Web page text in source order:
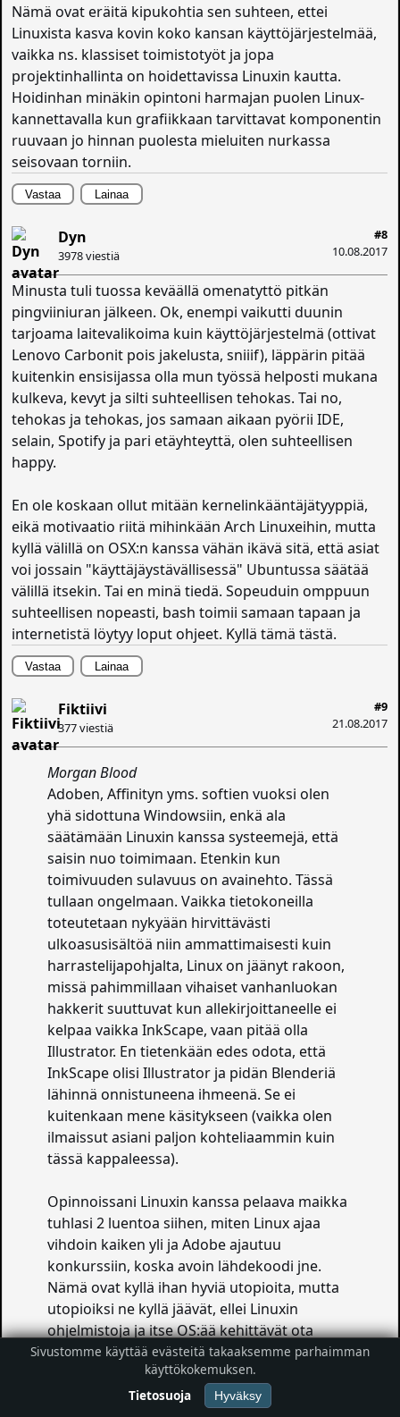
Nämä ovat eräitä kipukohtia sen suhteen, ettei
Linuxista kasva kovin koko kansan käyttöjärjestelmää,
vaikka ns. klassiset toimistotyöt ja jopa
projektinhallinta on hoidettavissa Linuxin kautta.
Hoidinhan minäkin opintoni harmajan puolen Linux-
kannettavalla kun grafiikkaan tarvittavat komponentin
ruuvaan jo hinnan puolesta mieluiten nurkassa
seisovaan torniin.
Vastaa Lainaa
#8
10.08.2017
Dyn
3978 viestiä
Minusta tuli tuossa keväällä omenatyttö pitkän
pingviiniuran jälkeen. Ok, enempi vaikutti duunin
tarjoama laitevalikoima kuin käyttöjärjestelmä (ottivat
Lenovo Carbonit pois jakelusta, sniiif), läppärin pitää
kuitenkin ensisijassa olla mun työssä helposti mukana
kulkeva, kevyt ja silti suhteellisen tehokas. Tai no,
tehokas ja tehokas, jos samaan aikaan pyörii IDE,
selain, Spotify ja pari etäyhteyttä, olen suhteellisen
happy.
En ole koskaan ollut mitään kernelinkääntäjätyyppiä,
eikä motivaatio riitä mihinkään Arch Linuxeihin, mutta
kyllä välillä on OSX:n kanssa vähän ikävä sitä, että asiat
voi jossain "käyttäjäystävällisessä" Ubuntussa säätää
välillä itsekin. Tai en minä tiedä. Sopeuduin omppuun
suhteellisen nopeasti, bash toimii samaan tapaan ja
internetistä löytyy loput ohjeet. Kyllä tämä tästä.
Vastaa Lainaa
#9
21.08.2017
Fiktiivi
377 viestiä
Morgan Blood
Adoben, Affinityn yms. softien vuoksi olen
yhä sidottuna Windowsiin, enkä ala
säätämään Linuxin kanssa systeemejä, että
saisin nuo toimimaan. Etenkin kun
toimivuuden sulavuus on avainehto. Tässä
tullaan ongelmaan. Vaikka tietokoneilla
toteutetaan nykyään hirvittävästi
ulkoasusisältöä niin ammattimaisesti kuin
harrastelijapohjalta, Linux on jäänyt rakoon,
missä pahimmillaan vihaiset vanhanluokan
hakkerit suuttuvat kun allekirjoittaneelle ei
kelpaa vaikka InkScape, vaan pitää olla
Illustrator. En tietenkään edes odota, että
InkScape olisi Illustrator ja pidän Blenderiä
lähinnä onnistuneena ihmeenä. Se ei
kuitenkaan mene käsitykseen (vaikka olen
ilmaissut asiani paljon kohteliaammin kuin
tässä kappaleessa).
Opinnoissani Linuxin kanssa pelaava maikka
tuhlasi 2 luentoa siihen, miten Linux ajaa
vihdoin kaiken yli ja Adobe ajautuu
konkurssiin, koska avoin lähdekoodi jne.
Nämä ovat kyllä ihan hyviä utopioita, mutta
utopioiksi ne kyllä jäävät, ellei Linuxin
ohjelmistoja ja itse OS:ää kehittävät ota
huomioon kohderyhmiä, joiden tarpeet he
uskovat täyttävän kohta täysin. Tätä samaa
tarinaa olen kuitenkin kuullu jo 2003-2006
Sivustomme käyttää evästeitä takaaksemme parhaimman
käyttökokemuksen.
Tietosuoja
Hyväksy